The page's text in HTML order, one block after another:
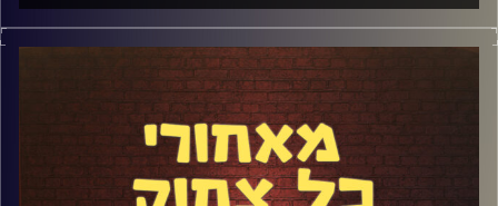
גיל קופטש האגדי הגיע לפודקאסט כדי לדבר על שלל
נושאים מרתקים: אלוהים ודת, רוחניות, הימים הגדולים שלו
בסטנדאפ, הפרישה והחזרה, מריחואנה ומפלגת עלה ירוק
שהקים, והפרוייקטים המעניינים שהוא עובד עליהם כיום.
קרדיט תמונות: אלדד שטרית